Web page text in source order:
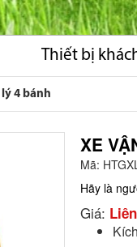
Thiết bị
4 bánh
XE
Mã:
Hãy là
Giá: